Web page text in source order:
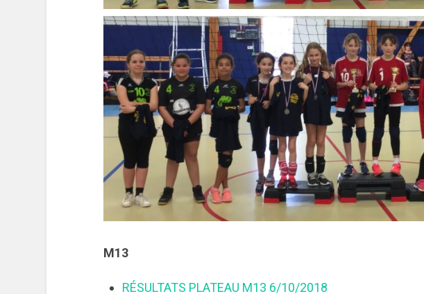
M13
RÉSULTATS PLATEAU M13 6/10/2018